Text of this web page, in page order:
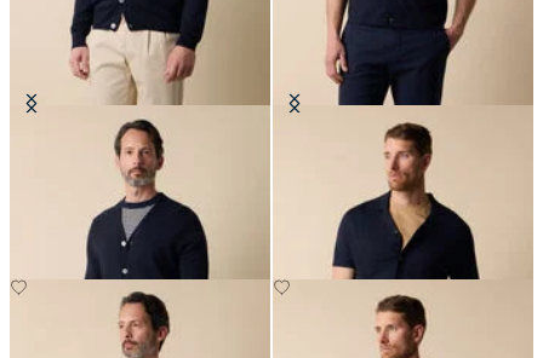
Cardigan en Coton-Lin avec Col en
Polo Chemise en Maille Coton-Lin